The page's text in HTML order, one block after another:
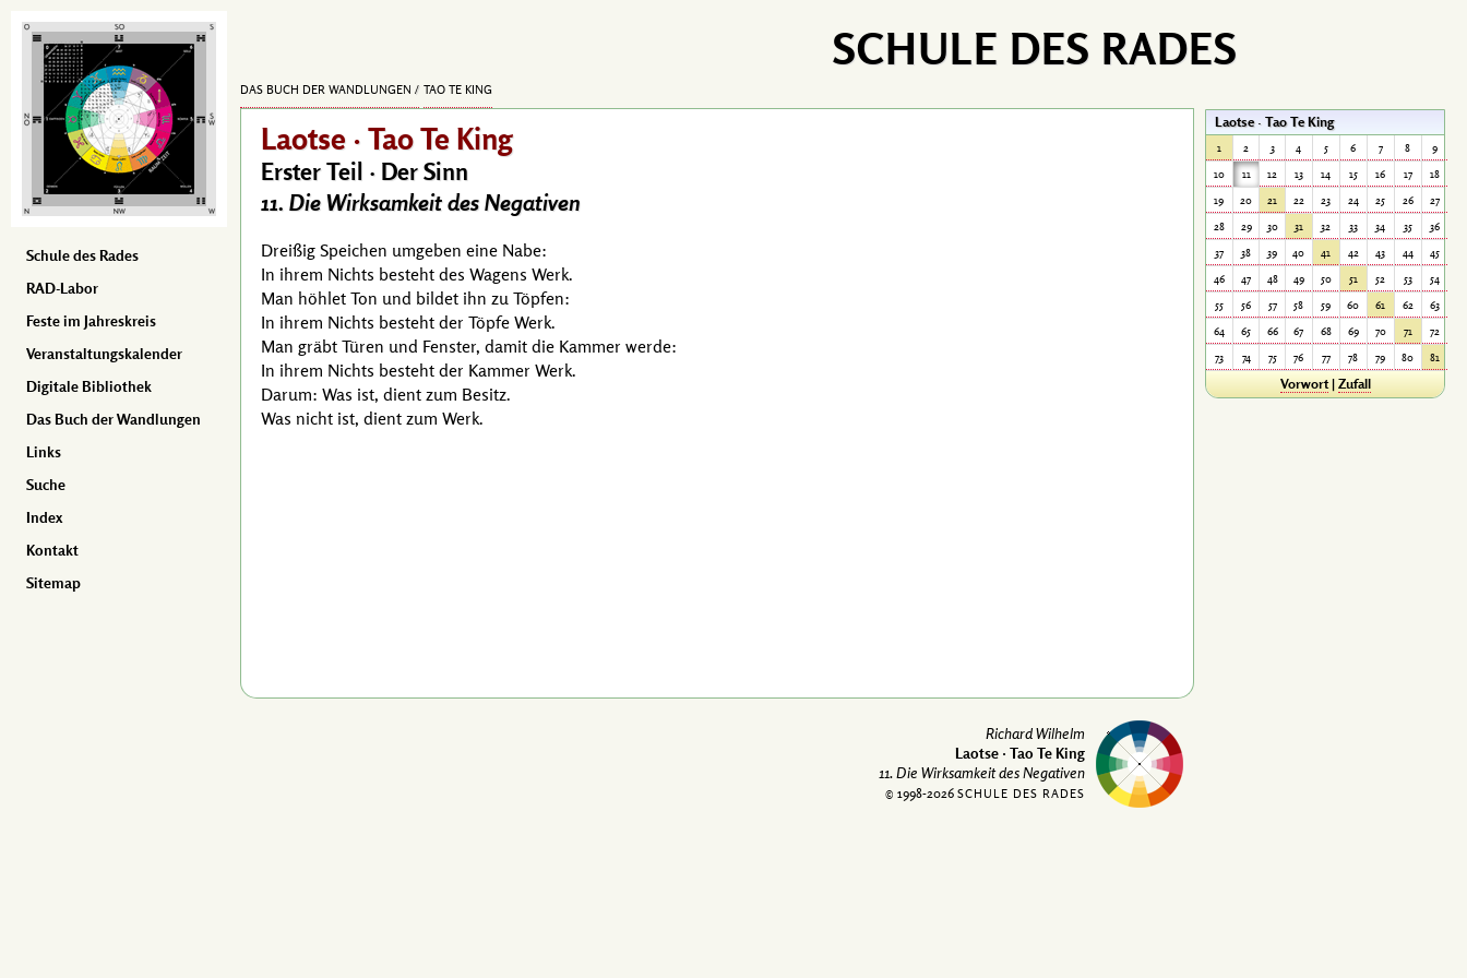
Schule des Rades
RAD-Labor
Feste im Jahreskreis
Veranstaltungskalender
Digitale Bibliothek
Das Buch der Wandlungen
Links
Suche
Index
Kontakt
Sitemap
SCHULE DES RADES
DAS BUCH DER WANDLUNGEN TAO TE KING
Laotse · Tao Te King
Erster Teil · Der Sinn
11. Die Wirksamkeit des Negativen
Dreißig Speichen umgeben eine Nabe:
In ihrem Nichts besteht des Wagens Werk.
Man höhlet Ton und bildet ihn zu Töpfen:
In ihrem Nichts besteht der Töpfe Werk.
Man gräbt Türen und Fenster, damit die Kammer werde:
In ihrem Nichts besteht der Kammer Werk.
Darum: Was ist, dient zum Besitz.
Was nicht ist, dient zum Werk.
Laotse · Tao Te King
1 2 3 4 5 6 7 8 9
10 11 12 13 14 15 16 17 18
19 20 21 22 23 24 25 26 27
28 29 30 31 32 33 34 35 36
37 38 39 40 41 42 43 44 45
46 47 48 49 50 51 52 53 54
55 56 57 58 59 60 61 62 63
64 65 66 67 68 69 70 71 72
73 74 75 76 77 78 79 80 81
Vorwort|Zufall
Richard Wilhelm
Laotse · Tao Te King
11. Die Wirksamkeit des Negativen
© 1998-2026 SCHULE DES RADES